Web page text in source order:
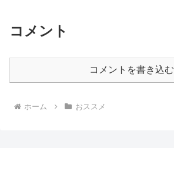
コメント
コメントを書き込む
ホーム おススメ